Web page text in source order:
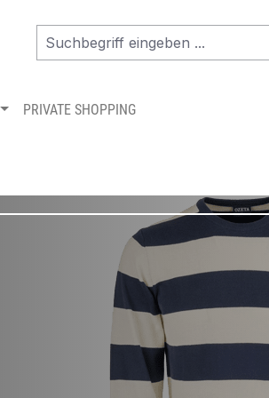
PRIVATE SHOPPING